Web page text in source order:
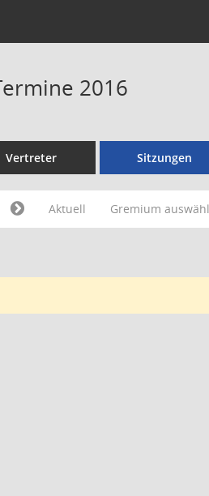
2016
Vertreter Sitzungen
Aktuell Gremium